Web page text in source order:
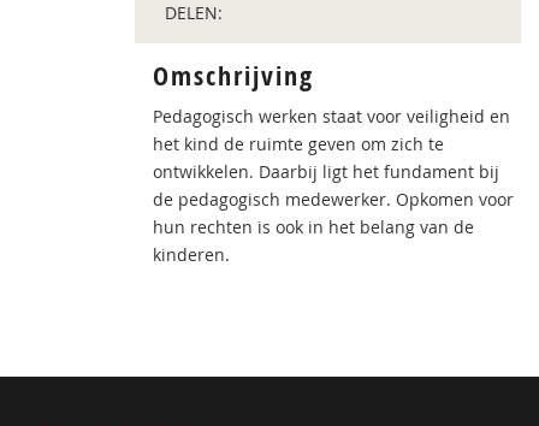
DELEN:
Omschrijving
Pedagogisch werken staat voor veiligheid en
het kind de ruimte geven om zich te
ontwikkelen. Daarbij ligt het fundament bij
de pedagogisch medewerker. Opkomen voor
hun rechten is ook in het belang van de
kinderen.